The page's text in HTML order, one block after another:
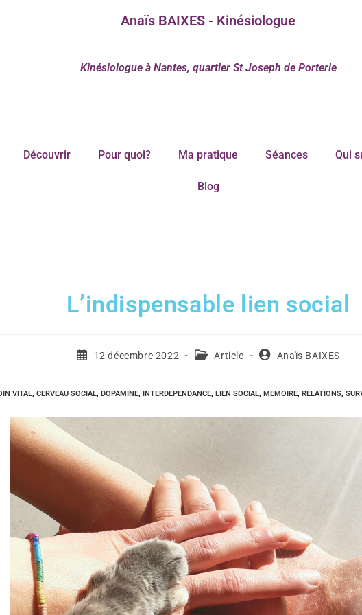
Anaïs BAIXES - Kinésiologue
Kinésiologue à Nantes, quartier St Joseph de Porterie
Découvrir Pour quoi? Ma pratique Séances Qui
Blog
L’indispensable lien social
12 décembre 2022 Article Anaïs BAIXES
VITAL, CERVEAU SOCIAL, DOPAMINE, INTERDEPENDANCE, LIEN SOCIAL, MEMOIRE, RELATIONS,